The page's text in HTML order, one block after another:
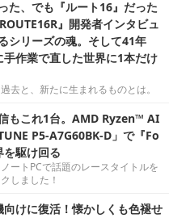
た、でも『ルート16』だった
』開発者インタビュ
シリーズの魂。そして41年
作業で直した世界に1本だけ
去と、新たに生まれるものとは。
もこれ1台。AMD Ryzen™ AI
P5-A7G60BK-D」で『Fo
駆け回る
ートPCで話題のレースタイトルを
しました！
けに復活！懐かしくも色褪せ